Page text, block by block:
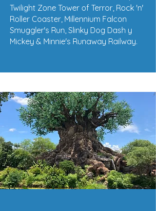
Twilight Zone Tower of Terror, Rock 'n'
Roller Coaster, Millennium Falcon
Smuggler's Run, Slinky Dog Dash y
Mickey & Minnie's Runaway Railway.